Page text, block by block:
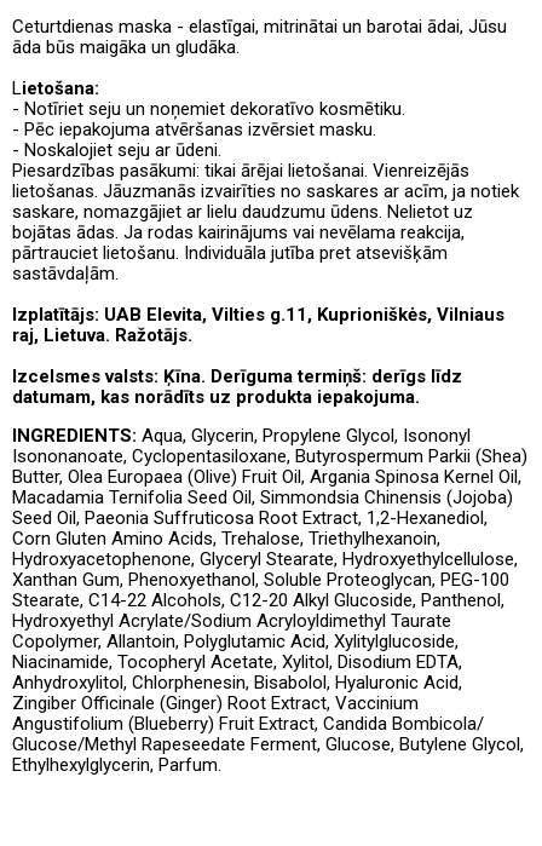
Ceturtdienas maska - elastīgai, mitrinātai un barotai ādai, Jūsu
āda būs maigāka un gludāka.
Lietošana:
- Notīriet seju un noņemiet dekoratīvo kosmētiku.
- Pēc iepakojuma atvēršanas izvērsiet masku.
- Noskalojiet seju ar ūdeni.
Piesardzības pasākumi: tikai ārējai lietošanai. Vienreizējās
lietošanas. Jāuzmanās izvairīties no saskares ar acīm, ja notiek
saskare, nomazgājiet ar lielu daudzumu ūdens. Nelietot uz
bojātas ādas. Ja rodas kairinājums vai nevēlama reakcija,
pārtrauciet lietošanu. Individuāla jutība pret atsevišķām
sastāvdaļām.
Izplatītājs: UAB Elevita, Vilties g.11, Kuprioniškės, Vilniaus
raj, Lietuva. Ražotājs.
Izcelsmes valsts: Ķīna. Derīguma termiņš: derīgs līdz
datumam, kas norādīts uz produkta iepakojuma.
INGREDIENTS: Aqua, Glycerin, Propylene Glycol, Isononyl
Isononanoate, Cyclopentasiloxane, Butyrospermum Parkii (Shea)
Butter, Olea Europaea (Olive) Fruit Oil, Argania Spinosa Kernel Oil,
Macadamia Ternifolia Seed Oil, Simmondsia Chinensis (Jojoba)
Seed Oil, Paeonia Suffruticosa Root Extract, 1,2-Hexanediol,
Corn Gluten Amino Acids, Trehalose, Triethylhexanoin,
Hydroxyacetophenone, Glyceryl Stearate, Hydroxyethylcellulose,
Xanthan Gum, Phenoxyethanol, Soluble Proteoglycan, PEG-100
Stearate, C14-22 Alcohols, C12-20 Alkyl Glucoside, Panthenol,
Hydroxyethyl Acrylate/Sodium Acryloyldimethyl Taurate
Copolymer, Allantoin, Polyglutamic Acid, Xylitylglucoside,
Niacinamide, Tocopheryl Acetate, Xylitol, Disodium EDTA,
Anhydroxylitol, Chlorphenesin, Bisabolol, Hyaluronic Acid,
Zingiber Officinale (Ginger) Root Extract, Vaccinium
Angustifolium (Blueberry) Fruit Extract, Candida Bombicola/
Glucose/Methyl Rapeseedate Ferment, Glucose, Butylene Glycol,
Ethylhexylglycerin, Parfum.